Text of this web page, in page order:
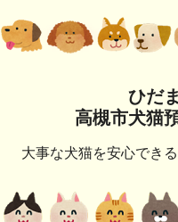
ひだ
高槻市犬猫
大事な犬猫を安心でき